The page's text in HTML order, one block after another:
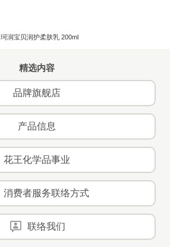
珂润宝贝润护柔肤乳 200ml
精选内容
品牌旗舰店
产品信息
花王化学品事业
消费者服务联络方式
联络我们